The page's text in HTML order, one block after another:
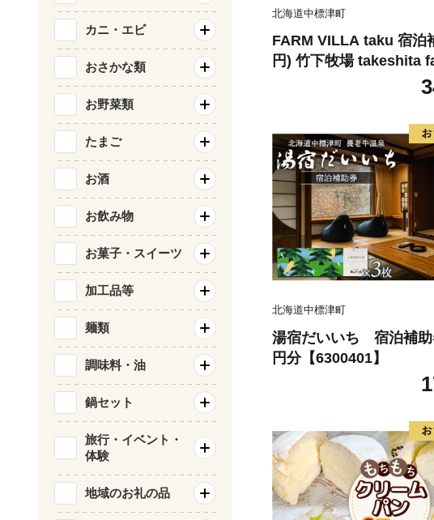
北海道中標津町
FARM VILLA taku 宿泊
円) 竹下牧場 takeshita
北海道中標津町
湯宿だいいち 宿泊補
円分【6300401】
カニ・エビ
おさかな類
お野菜類
たまご
お酒
お飲み物
お菓子・スイーツ
加工品等
麺類
調味料・油
鍋セット
旅行・イベント・
体験
地域のお礼の品